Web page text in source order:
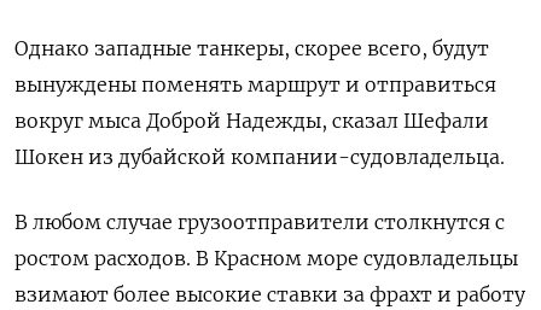
Однако западные танкеры, скорее всего, будут
вынуждены поменять маршрут и отправиться
вокруг мыса Доброй Надежды, сказал Шефали
Шокен из дубайской компании-судовладельца.
В любом случае грузоотправители столкнутся с
ростом расходов. В Красном море судовладельцы
взимают более высокие ставки за фрахт и работу